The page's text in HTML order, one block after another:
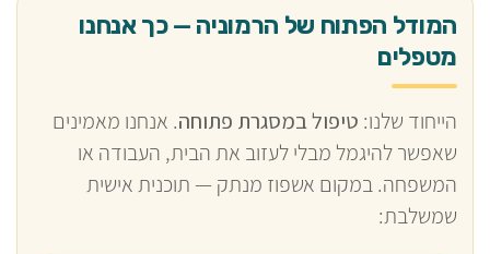
המודל הפתוח של הרמוניה — כך אנחנו
מטפלים
הייחוד שלנו: טיפול במסגרת פתוחה. אנחנו מאמינים
שאפשר להיגמל מבלי לעזוב את הבית, העבודה או
המשפחה. במקום אשפוז מנתק — תוכנית אישית
שמשלבת: